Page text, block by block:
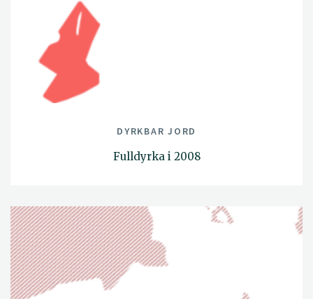
DYRKBAR JORD
Fulldyrka i 2008